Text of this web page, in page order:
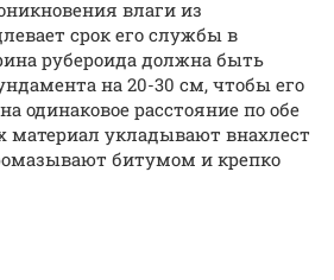
влаги из
срок его службы в
рубероида должна быть
на 20-30 см, чтобы его
одинаковое расстояние по обе
материал укладывают внахлест
битумом и крепко